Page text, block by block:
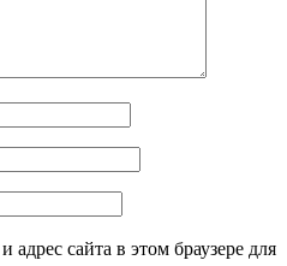
сайта в этом браузере для